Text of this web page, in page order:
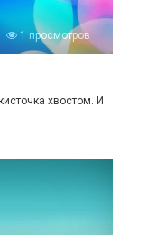
1 просмотров
хвостом. И